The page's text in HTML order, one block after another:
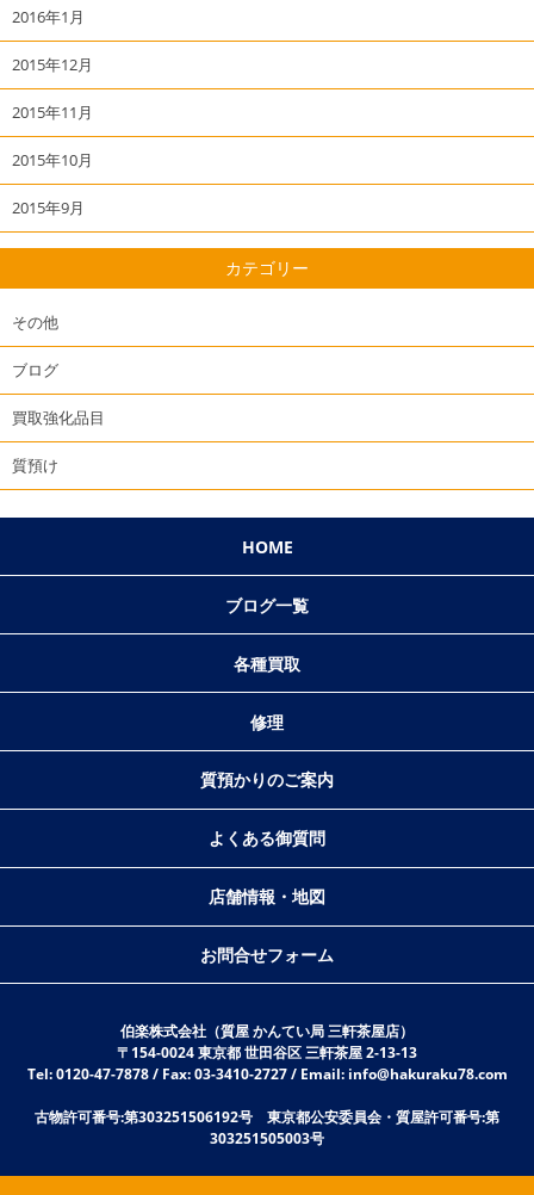
2016年1月
2015年12月
2015年11月
2015年10月
2015年9月
カテゴリー
その他
ブログ
買取強化品目
質預け
HOME
ブログ一覧
各種買取
修理
質預かりのご案内
よくある御質問
店舗情報・地図
お問合せフォーム
伯楽株式会社（質屋 かんてい局 三軒茶屋店）
〒154-0024 東京都 世田谷区 三軒茶屋 2-13-13
Tel: 0120-47-7878 / Fax: 03-3410-2727 / Email: info@hakuraku78.com
古物許可番号:第303251506192号 東京都公安委員会・質屋許可番号:第
303251505003号